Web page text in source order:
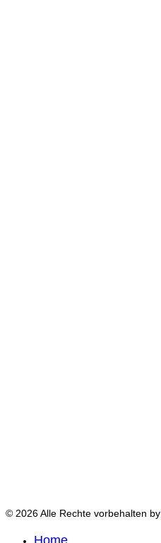
© 2026 Alle Rechte vorbehalten by